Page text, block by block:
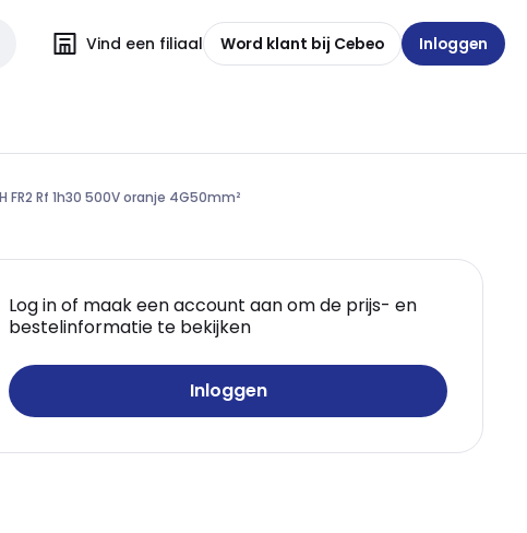
Vind een filiaal Word klant bij Cebeo Inloggen
FR2 Rf 1h30 500V oranje 4G50mm²
Log in of maak een account aan om de prijs- en
bestelinformatie te bekijken
Inloggen